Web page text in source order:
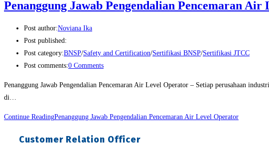
Penanggung Jawab Pengendalian Pencemaran
Post author:Noviana Ika
Post published:
Post category:BNSP/Safety and Certification/Sertifikasi BNSP/Sertifikasi JTCC
Post comments:0 Comments
Penanggung Jawab Pengendalian Pencemaran Air Level Operator – Setiap perusahaan
di…
Continue ReadingPenanggung Jawab Pengendalian Pencemaran Air Level Operator
Customer Relation Officer